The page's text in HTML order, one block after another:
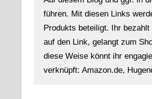
führen. Mit diesen Links
Produkts beteiligt. Ihr
auf den Link, gelangt zum
diese Weise könnt ihr
verknüpft: Amazon.de,